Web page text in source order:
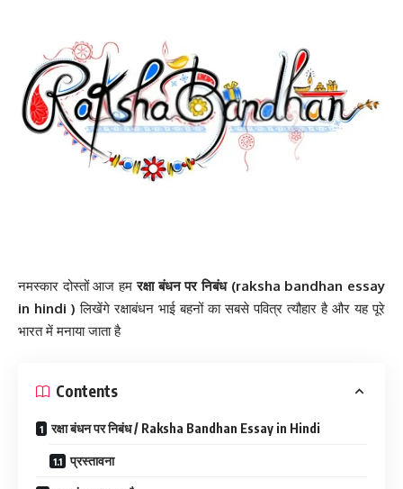
नमस्कार दोस्तों आज हमरक्षा बंधन पर निबंध (raksha bandhan essay
in hindi ) लिखेंगे रक्षाबंधन भाई बहनों का सबसे पवित्र त्यौहार है और यह पूरे
भारत में मनाया जाता है
Contents
रक्षा बंधन पर निबंध / Raksha Bandhan Essay in Hindi
प्रस्तावना